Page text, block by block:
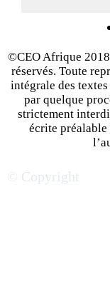
Prisca
de la
©CEO Afrique
réservés. Toute
intégrale des
par quelque
strictement
écrite préalable
© Copyright